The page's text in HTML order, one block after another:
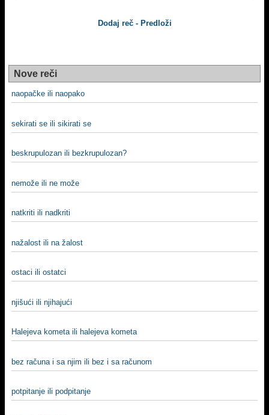
Dodaj reč - Predloži
Nove reči
naopačke ili naopako
sekirati se ili sikirati se
beskrupulozan ili bezkrupulozan?
nemože ili ne može
natkriti ili nadkriti
nažalost ili na žalost
ostaci ili ostatci
njišući ili njihajući
Halejeva kometa ili halejeva kometa
bez računa i sa njim ili bez i sa računom
potpitanje ili podpitanje